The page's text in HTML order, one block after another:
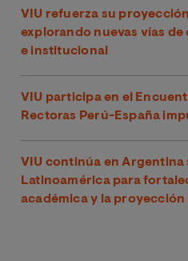
VIU refuerza su
explorando nuevas vías
e institucional
VIU participa en el
Rectoras Perú-España
VIU continúa en
Latinoamérica para
académica y la